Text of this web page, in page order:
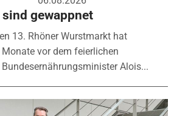
gewappnet
13. Rhöner Wurstmarkt hat
vor dem feierlichen
Alois...